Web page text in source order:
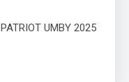
UMBY 2025